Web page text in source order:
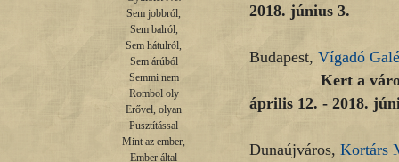
Sem jobbról,
Sem balról,
Sem hátulról,
Sem árúból
Semmi nem
Rombol oly
Erővel, olyan
Pusztítással
Mint az ember,
Ember által
2018. június 3.
Budapest, Vígadó
Kert a városban
április 12. - 2018.
Dunaújváros, Kortárs